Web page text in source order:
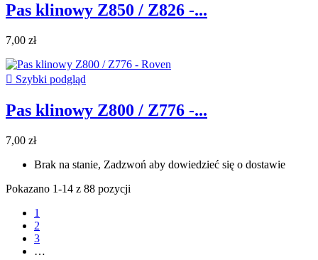
Pas klinowy Z850 / Z826 -...
7,00 zł
 Szybki podgląd
Pas klinowy Z800 / Z776 -...
7,00 zł
Brak na stanie, Zadzwoń aby dowiedzieć się o dostawie
Pokazano 1-14 z 88 pozycji
1
2
3
…